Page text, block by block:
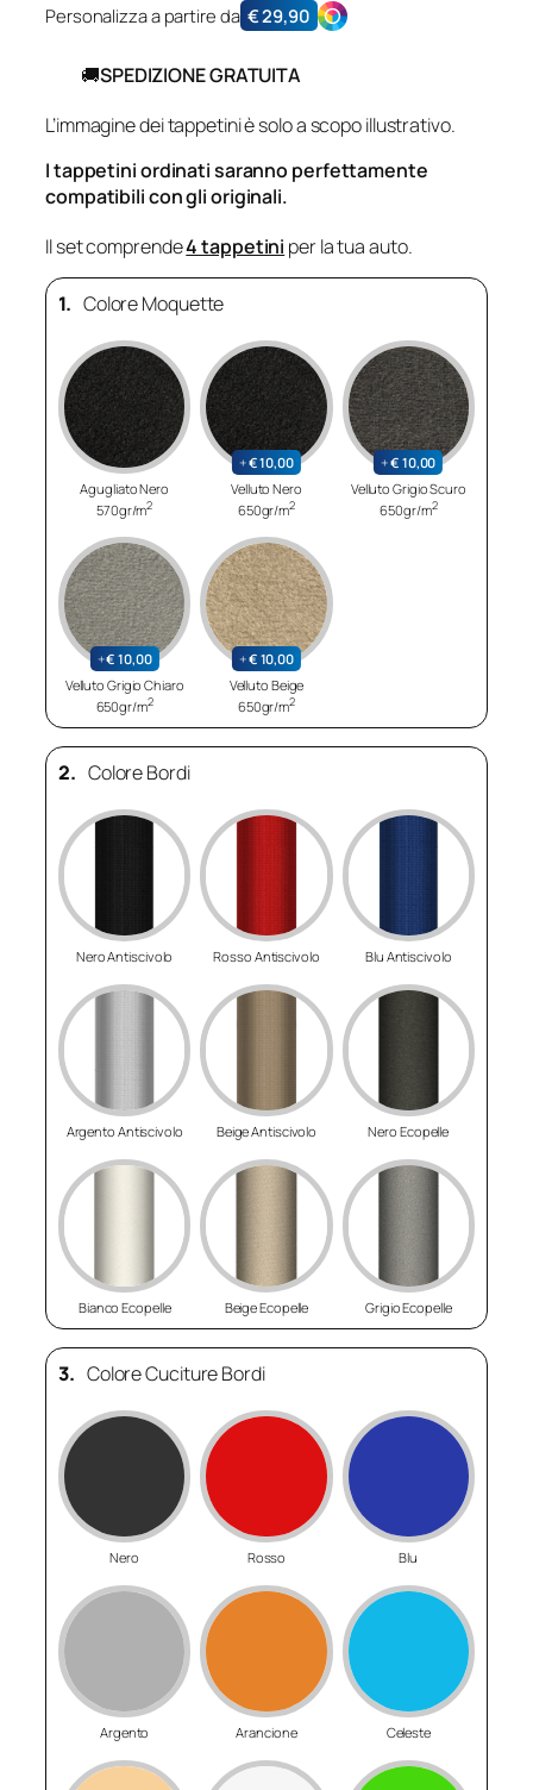
Personalizza a partire da €29,90
🚚SPEDIZIONE GRATUITA
L’immagine dei tappetini è solo a scopo illustrativo.
I tappetini ordinati saranno perfettamente
compatibili con gli originali.
Il set comprende4 tappetini per la tua auto.
1. Colore Moquette
Agugliato Nero
570gr/m2
+€10,00
Velluto Nero
650gr/m2
+€ 10,00
Velluto Grigio Scuro
650gr/m2
+€ 10,00
Velluto Grigio Chiaro
650gr/m2
+€ 10,00
Velluto Beige
650gr/m2
2. Colore Bordi
Nero Antiscivolo Rosso Antiscivolo Blu Antiscivolo
Argento Antiscivolo Beige Antiscivolo Nero Ecopelle
Bianco Ecopelle Beige Ecopelle Grigio Ecopelle
3. Colore Cuciture Bordi
Nero Rosso Blu
Argento Arancione Celeste